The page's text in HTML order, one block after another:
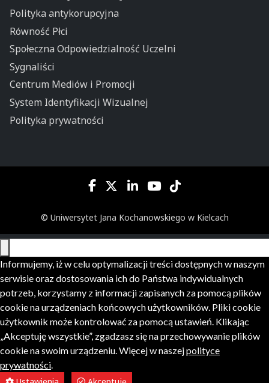
Polityka antykorupcyjna
Równość Płci
Społeczna Odpowiedzialność Uczelni
Sygnaliści
Centrum Mediów i Promocji
System Identyfikacji Wizualnej
Polityka prywatności
© Uniwersytet Jana Kochanowskiego w Kielcach
Informujemy, iż w celu optymalizacji treści dostępnych w naszym
serwisie oraz dostosowania ich do Państwa indywidualnych
potrzeb, korzystamy z informacji zapisanych za pomocą plików
cookie na urządzeniach końcowych użytkowników. Pliki cookie
użytkownik może kontrolować za pomocą ustawień. Klikając
„Akceptuję wszystkie”, zgadzasz się na przechowywanie plików
cookie na swoim urządzeniu. Więcej w naszejpolityce
prywatności.